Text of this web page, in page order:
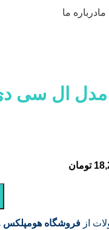
مادرباره ما
ال سی دی
تومان
از فروشگاه هومپلکس